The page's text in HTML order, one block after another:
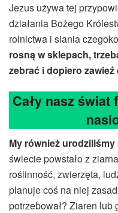
Jezus używa tej
działania Bożego
rolnictwa i siania
rosną w sklepach,
zebrać i dopiero
Cały nasz
My również urodziliśmy
świecie powstało z
roślinność, zwierzęta,
planuje coś na niej
potrzebował? Ziaren lub